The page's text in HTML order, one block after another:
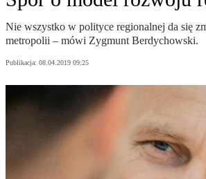
Nie wszystko w polityce regionalnej da się
metropolii – mówi Zygmunt Berdychowski.
Publikacja: 08.04.2019 09:25